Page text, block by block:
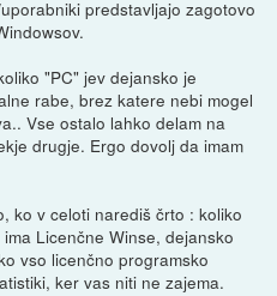
predstavljajo zagotovo
"PC" jev dejansko je
rabe, brez katere nebi mogel
Vse ostalo lahko delam na
drugje. Ergo dovolj da imam
ko v celoti narediš črto : koliko
Licenčne Winse, dejansko
vso licenčno programsko
ker vas niti ne zajema.